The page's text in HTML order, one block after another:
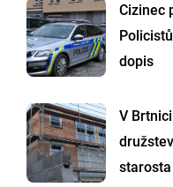
Cizinec
dopis
V
starosta